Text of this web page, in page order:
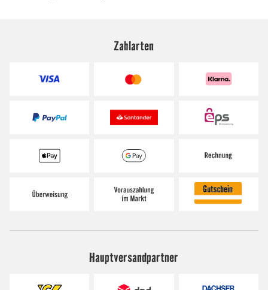
Zahlarten
Hauptversandpartner